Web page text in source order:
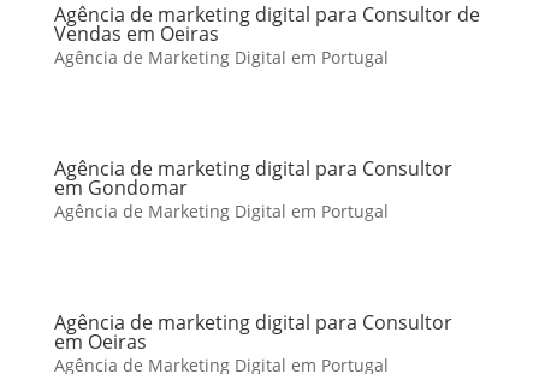
Agência de marketing digital para Consultor de
Vendas em Oeiras
Agência de Marketing Digital em Portugal
Agência de marketing digital para Consultor
em Gondomar
Agência de Marketing Digital em Portugal
Agência de marketing digital para Consultor
em Oeiras
Agência de Marketing Digital em Portugal